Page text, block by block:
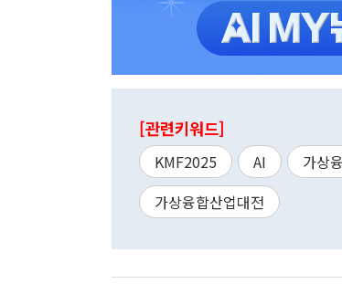
[관련키워드]
KMF2025 AI 가상
가상융합산업대전